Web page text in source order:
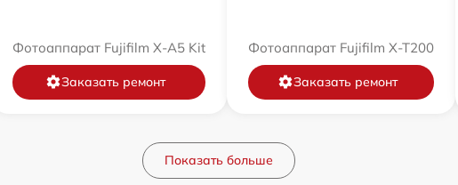
Фотоаппарат Fujifilm X-A5 Kit
Заказать ремонт
Фотоаппарат Fujifilm X-T200
Заказать ремонт
Показать больше